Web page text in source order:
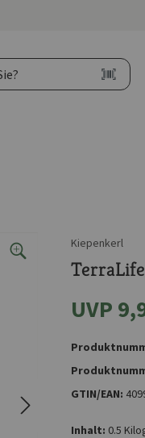
Kiepenkerl
UVP
GTIN/EAN:
Inhalt: 0.5